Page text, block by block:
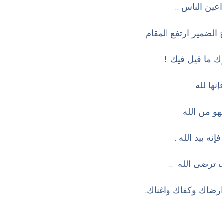
الناس ..
ارتفع المقام
ما قيل فيك .!
لله
من الله
بيد الله .
ترضى الله ..
وكفاك واغناك.